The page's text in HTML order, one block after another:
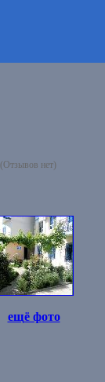
(Отзывов нет)
ещё фото